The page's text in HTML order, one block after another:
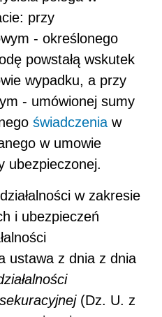
przy
- określonego
powstałą wskutek
wypadku, a przy
- umówionej sumy
świadczenia w
w umowie
ubezpieczonej.
w zakresie
i ubezpieczeń
ustawa z dnia z dnia
(Dz. U. z